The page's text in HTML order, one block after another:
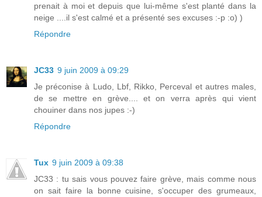
prenait à moi et depuis que lui-même s'est planté dans la
neige ....il s'est calmé et a présenté ses excuses :-p :o) )
Répondre
JC33 9 juin 2009 à 09:29
Je préconise à Ludo, Lbf, Rikko, Perceval et autres males,
de se mettre en grève.... et on verra après qui vient
chouiner dans nos jupes :-)
Répondre
Tux 9 juin 2009 à 09:38
JC33 : tu sais vous pouvez faire grève, mais comme nous
on sait faire la bonne cuisine, s'occuper des grumeaux,